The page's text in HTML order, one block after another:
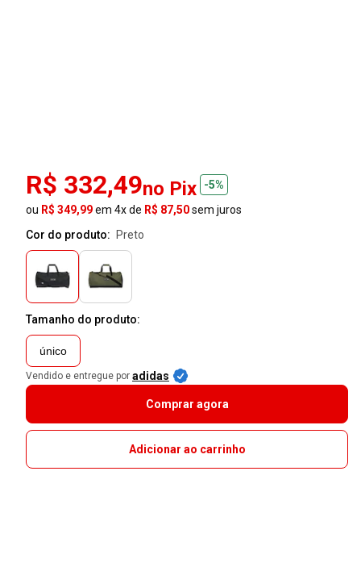
R$ 332,49no Pix
-5%
ou R$ 349,99em 4x de R$ 87,50sem juros
Cor do produto:
preto
Tamanho do produto:
único
Vendido e entregue por adidas
Comprar agora
Adicionar ao carrinho